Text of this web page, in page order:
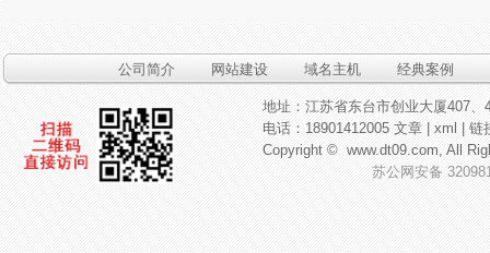
公司简介 网站建设 域名主机 经典案例
地址：江苏省东台市创业大厦407、
电话：18901412005 文章| xml
链
Copyright © www.dt09.com, All
苏公网安备